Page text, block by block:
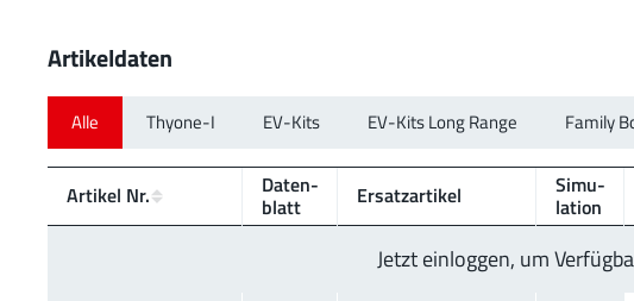
Artikeldaten
Alle Thyone-I EV-Kits EV-Kits Long Range Family
Jetzt einloggen, um
Artikel Nr. Daten­
blatt Ersatzartikel Simu­
lation